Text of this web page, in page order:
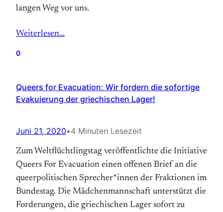
langen Weg vor uns.
Weiterlesen…
0
Queers for Evacuation: Wir fordern die sofortige
Evakuierung der griechischen Lager!
Juni 21, 2020•4 Minuten Lesezeit
Zum Weltflüchtlingstag veröffentlichte die Initiative
Queers For Evacuation einen offenen Brief an die
queerpolitischen Sprecher*innen der Fraktionen im
Bundestag. Die Mädchenmannschaft unterstützt die
Forderungen, die griechischen Lager sofort zu